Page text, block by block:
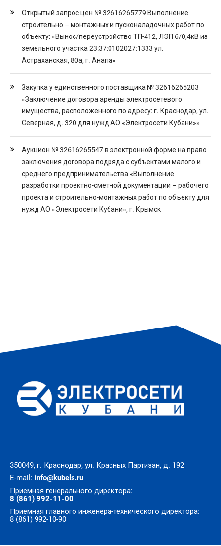
Открытый запрос цен № 32616265779 Выполнение
строительно – монтажных и пусконаладочных работ по
объекту: «Вынос/переустройство ТП-412, ЛЭП 6/0,4кВ из
земельного участка 23:37:0102027:1333 ул.
Астраханская, 80а, г. Анапа»
Закупка у единственного поставщика № 32616265203
«Заключение договора аренды электросетевого
имущества, расположенного по адресу: г. Краснодар, ул.
Северная, д. 320 для нужд АО «Электросети Кубани»»
Аукцион № 32616265547 в электронной форме на право
заключения договора подряда с субъектами малого и
среднего предпринимательства «Выполнение
разработки проектно-сметной документации – рабочего
проекта и строительно-монтажных работ по объекту для
нужд АО «Электросети Кубани», г. Крымск
350049, г. Краснодар, ул. Красных Партизан, д. 192
E-mail: info@kubels.ru
Приемная генерального директора:
8 (861) 992-11-00
Приемная главного инженера-технического директора:
8 (861) 992-10-90